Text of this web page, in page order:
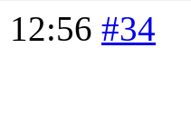
12:56 #34